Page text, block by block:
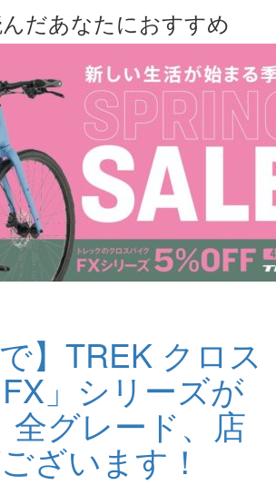
だあなたにおすすめ
で】TREK クロス
」シリーズが
全グレード、店
ざいます！